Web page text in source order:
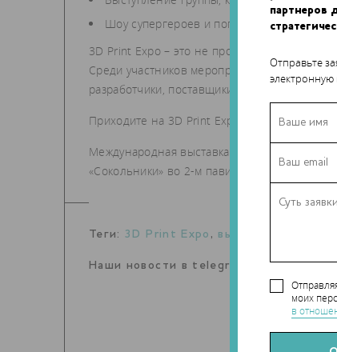
партнеров
Отправьте
электронную
моих
в
Шоу супергероев и популярных
3D Print Expo – это не просто интересно
Среди участников мероприятия будут
разработчики, поставщики, инвесторы и
Приходите на 3D Print Expo – и вы увидите,
Международная выставка 3D Print Expo
«Сокольники» во 2-м павильоне.
Теги:3D Print Expo , выставка
Наши новости в telegram канале:t.me/